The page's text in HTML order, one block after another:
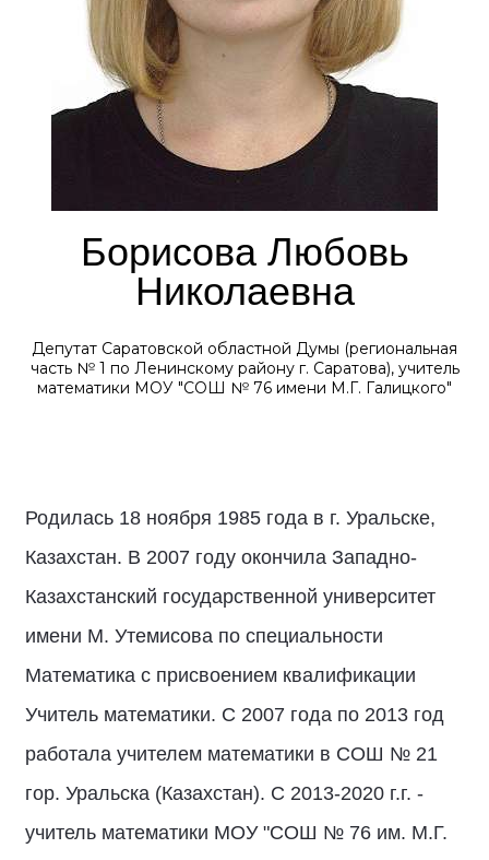
Борисова Любовь
Николаевна
Депутат Саратовской областной Думы (региональная
часть № 1 по Ленинскому району г. Саратова), учитель
математики МОУ "СОШ № 76 имени М.Г. Галицкого"
Родилась 18 ноября 1985 года в г. Уральске,
Казахстан. В 2007 году окончила Западно-
Казахстанский государственной университет
имени М. Утемисова по специальности
Математика с присвоением квалификации
Учитель математики. С 2007 года по 2013 год
работала учителем математики в СОШ № 21
гор. Уральска (Казахстан). С 2013-2020 г.г. -
учитель математики МОУ "СОШ № 76 им. М.Г.